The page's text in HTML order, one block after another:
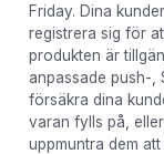
Friday. Dina
registrera sig för
produkten är
anpassade push-,
försäkra dina
varan fylls på,
uppmuntra dem